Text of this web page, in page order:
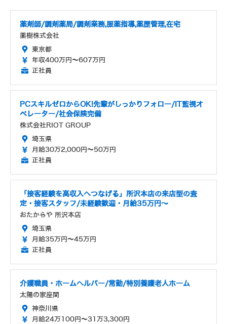
薬剤師/調剤薬局/調剤業務,服薬指導,薬歴管理,在宅
薬樹株式会社
東京都
年収400万円～607万円
正社員
PCスキルゼロからOK!先輩がしっかりフォロー/IT監視オ
ペレーター/社会保険完備
株式会社RIOT GROUP
埼玉県
月給30万2,000円～50万円
正社員
「接客経験を高収入へつなげる」所沢本店の来店型の査
定・接客スタッフ/未経験歓迎・月給35万円～
おたからや 所沢本店
埼玉県
月給35万円～45万円
正社員
介護職員・ホームヘルパー/常勤/特別養護老人ホーム
太陽の家座間
神奈川県
月給24万100円～31万3,300円